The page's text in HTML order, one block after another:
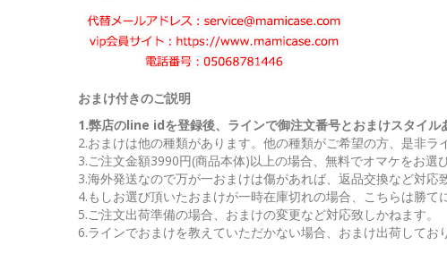
おまけ付きのご説明
1.弊店のline idを登録後、ラインで御注文番号とおまけスタイル
2.おまけは他の種類があります。他の種類がご希望の方、是非ラ
3.ご注文金額3990円(商品本体)以上の場合、無料でオマケをお
3.海外発送なので万が一おまけは傷があれば、返品交換など対応
4.もしお選び頂いたおまけが一時在庫切れの場合、こちらは勝て
5.ご注文出荷準備の場合、おまけの変更など対応致しかねます。
6.ラインでおまけを教えていただかない場合、おまけ出荷してお